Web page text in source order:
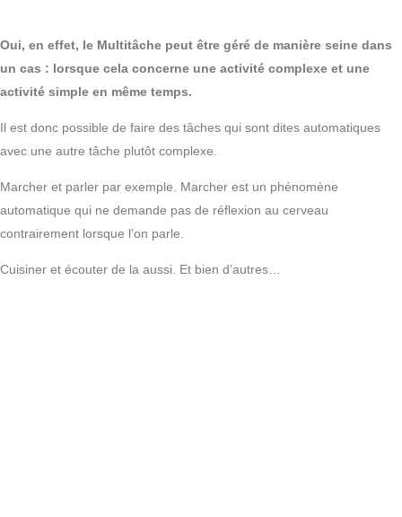
Oui, en effet, le Multitâche peut être géré de manière seine dans
un cas : lorsque cela concerne une activité complexe et une
activité simple en même temps.
Il est donc possible de faire des tâches qui sont dites automatiques
avec une autre tâche plutôt complexe.
Marcher et parler par exemple. Marcher est un phénomène
automatique qui ne demande pas de réflexion au cerveau
contrairement lorsque l’on parle.
Cuisiner et écouter de la aussi. Et bien d’autres…